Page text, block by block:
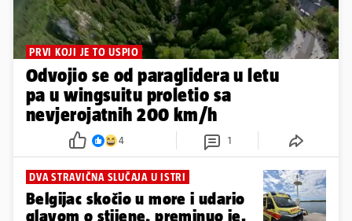
PRVI KOJI JE TO USPIO
Odvojio se od paraglidera u letu
pa u wingsuitu proletio sa
nevjerojatnih 200 km/h
4 1
DVA STRAVIČNA SLUČAJA U ISTRI
Belgijac skočio u more i udario
glavom o stijene, preminuo je.